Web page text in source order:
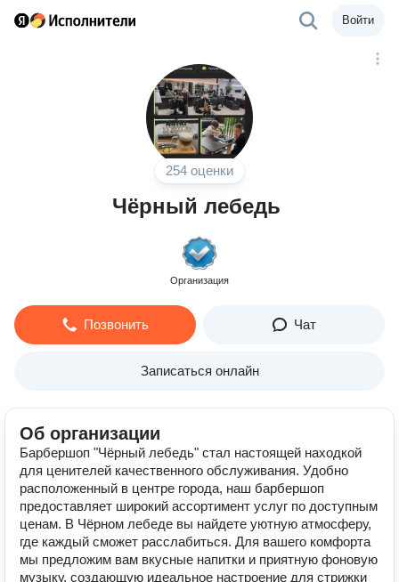
Войти
254 оценки
Чёрный лебедь
Организация
Позвонить Чат
Записаться онлайн
Об организации
Барбершоп "Чёрный лебедь" стал настоящей находкой
для ценителей качественного обслуживания. Удобно
расположенный в центре города, наш барбершоп
предоставляет широкий ассортимент услуг по доступным
ценам. В Чёрном лебеде вы найдете уютную атмосферу,
где каждый сможет расслабиться. Для вашего комфорта
мы предложим вам вкусные напитки и приятную фоновую
музыку, создающую идеальное настроение для стрижки